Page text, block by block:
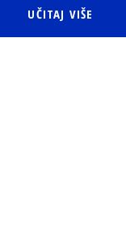
UČITAJ VIŠE